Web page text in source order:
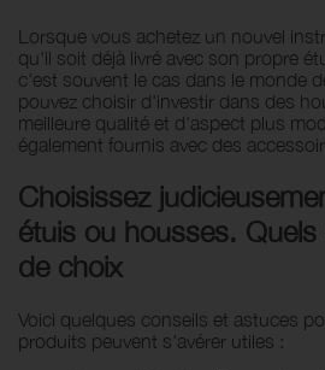
Lorsque vous achetez un nouvel
qu'il soit déjà livré avec son propre
c'est souvent le cas dans le monde
pouvez choisir d'investir dans des
meilleure qualité et d'aspect plus
également fournis avec des
Choisissez
étuis ou housses.
de choix
Voici quelques conseils et astuces
produits peuvent s'avérer utiles :